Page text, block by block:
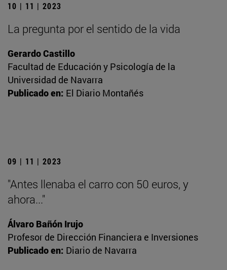
10 | 11 | 2023
La pregunta por el sentido de la vida
Gerardo Castillo
Facultad de Educación y Psicología de la
Universidad de Navarra
Publicado en: El Diario Montañés
09 | 11 | 2023
"Antes llenaba el carro con 50 euros, y
ahora..."
Álvaro Bañón Irujo
Profesor de Dirección Financiera e Inversiones
Publicado en: Diario de Navarra